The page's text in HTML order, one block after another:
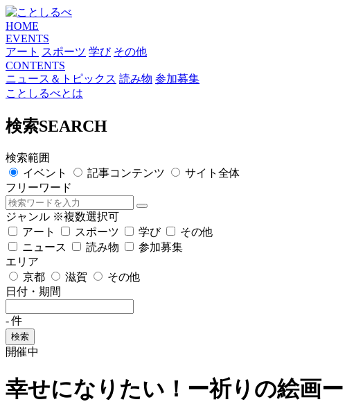
HOME
EVENTS
アート スポーツ 学び その他
CONTENTS
ニュース＆トピックス 読み物 参加募集
ことしるべとは
検索SEARCH
検索範囲
イベント
記事コンテンツ
サイト全体
フリーワード
ジャンル ※複数選択可
アート
スポーツ 学び
その他
ニュース
読み物
参加募集
エリア
京都
滋賀
その他
日付・期間
- 件
検索
開催中
幸せになりたい！ー祈りの絵画ー